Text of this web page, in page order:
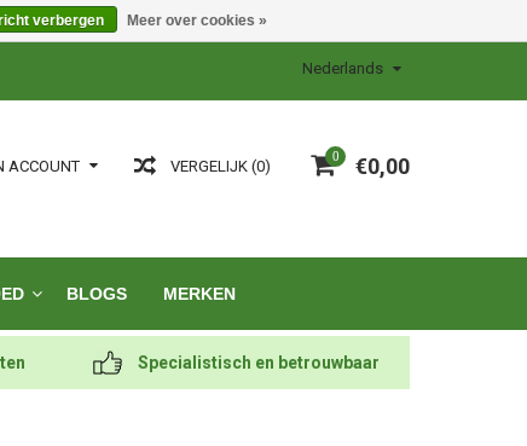
Nederlands
0 €0,00
VERGELIJK (0)
ACCOUNT
BLOGS MERKEN
Specialistisch en betrouwbaar
verbergen Meer over cookies »